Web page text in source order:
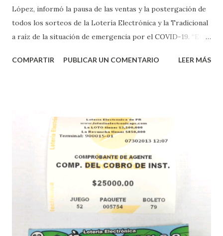
López, informó la pausa de las ventas y la postergación de
todos los sorteos de la Lotería Electrónica y la Tradicional
a raíz de la situación de emergencia por el COVID-19. “En
proteger la salud de nuestros empleados, vendedores y
instantáneos”, indicó López. Sobre el sorteo de Powerball,
López explicó que el mismo se continuará realizando en los
Estados Unidos y los jugadores podrán conocer los
números ganadores del mismo a través de la página
aquellos con jugadas anticipadas de los sorteos locales (
Loto, Revancha, Pega 2, Pega 3 Pega 4 ) se les informará
Mientras, que l...
COMPARTIR PUBLICAR UN COMENTARIO LEER MÁS